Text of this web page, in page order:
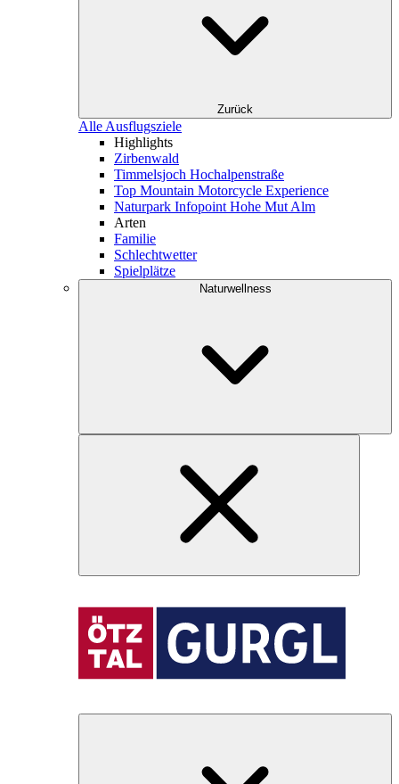
Zurück
Alle Ausflugsziele
Highlights
Zirbenwald
Timmelsjoch Hochalpenstraße
Top Mountain Motorcycle Experience
Naturpark Infopoint Hohe Mut Alm
Arten
Familie
Schlechtwetter
Spielplätze
Naturwellness